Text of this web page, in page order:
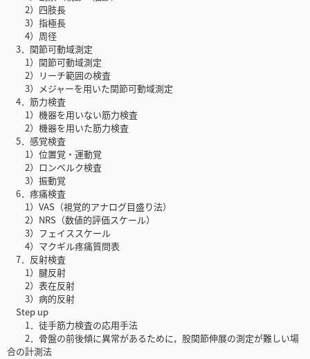
2）四肢長
3）指極長
4）周径
3．関節可動域測定
1）関節可動域測定
2）リーチ範囲の検査
3）メジャーを用いた関節可動域測定
4．筋力検査
1）機器を用いない筋力検査
2）機器を用いた筋力検査
5．感覚検査
1）位置覚・運動覚
2）ロンベルク検査
3）振動覚
6．疼痛検査
1）VAS（視覚的アナログ目盛り法）
2）NRS（数値的評価スケール）
3）フェイススケール
4）マクギル疼痛質問表
7．反射検査
1）腱反射
2）表在反射
3）病的反射
Step up
1．徒手筋力検査の応用手法
2．骨盤の前後傾に異常があるために，股関節伸展の測定が難しい場
合の計測法